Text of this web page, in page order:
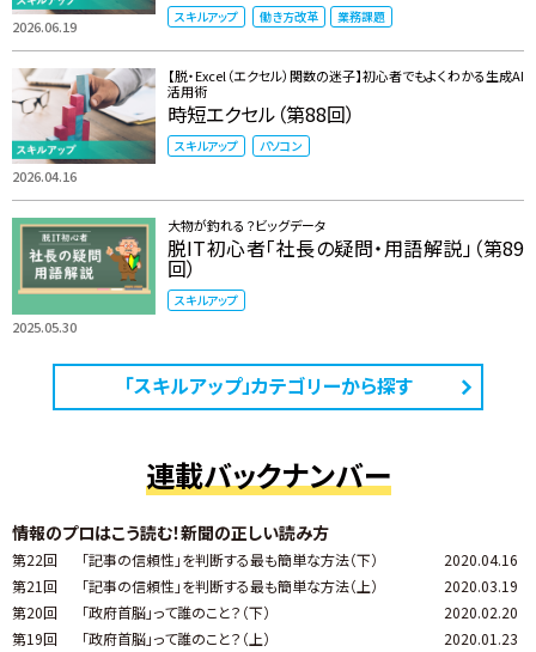
2026.06.19
スキルアップ 働き方改革 業務課題
2026.04.16
【脱・Excel（エクセル）関数の迷子】初心者でもよくわかる生成AI
活用術
時短エクセル（第88回）
スキルアップ パソコン
2025.05.30
大物が釣れる？ビッグデータ
脱IT初心者「社長の疑問・用語解説」（第89
回）
スキルアップ
「スキルアップ」カテゴリーから探す
連載バックナンバー
情報のプロはこう読む！新聞の正しい読み方
第22回 「記事の信頼性」を判断する最も簡単な方法（下）
2020.04.16
第21回
「記事の信頼性」を判断する最も簡単な方法（上）
2020.03.19
第20回
「政府首脳」って誰のこと？（下）
2020.02.20
第19回
「政府首脳」って誰のこと？（上）
2020.01.23